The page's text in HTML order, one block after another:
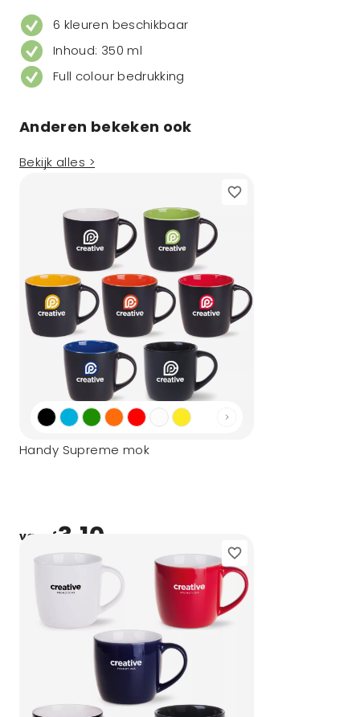
6 kleuren beschikbaar
Inhoud: 350 ml
Full colour bedrukking
Anderen bekeken ook
Bekijk alles >
Handy Supreme mok
vanaf3,10